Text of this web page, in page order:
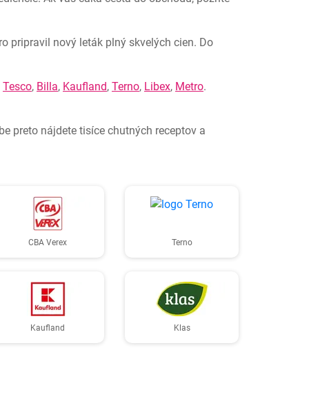
pripravil nový leták plný skvelých cien. Do
Tesco, Billa, Kaufland, Terno, Libex, Metro.
preto nájdete tisíce chutných receptov a
CBA Verex Terno
Kaufland Klas